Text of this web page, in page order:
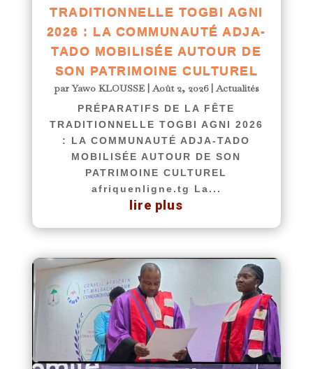
TRADITIONNELLE TOGBI AGNI
2026 : LA COMMUNAUTÉ ADJA-
TADO MOBILISÉE AUTOUR DE
SON PATRIMOINE CULTUREL
parYawo KLOUSSE|Août 2, 2026|Actualités
PRÉPARATIFS DE LA FÊTE
TRADITIONNELLE TOGBI AGNI 2026
: LA COMMUNAUTÉ ADJA-TADO
MOBILISÉE AUTOUR DE SON
PATRIMOINE CULTUREL
afriquenligne.tg La...
lire plus